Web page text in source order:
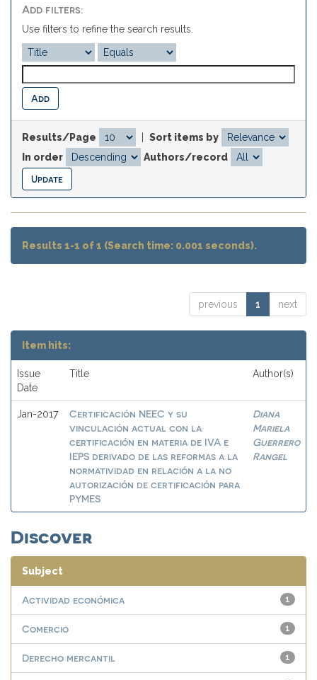
Add filters:
Use filters to refine the search results.
Results/Page
Sort items by
In order
Authors/record
Results 1-1 of 1 (Search time: 0.001 seconds).
previous 1 next
Item hits:
Issue
Date
Title Author(s)
Jan-2017
Certificación NEEC y su
vinculación actual con la
certificación en materia de IVA e
IEPS derivado de las reformas a la
normatividad en relación a la no
autorización de certificación para
PYMES
Diana
Mariela
Guerrero
Rangel
Discover
Subject
1
Actividad económica
1
Comercio
1
Derecho mercantil